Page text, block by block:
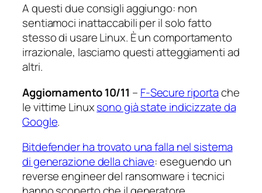
A questi due consigli aggiungo: non
sentiamoci inattaccabili per il solo fatto
stesso di usare Linux. È un comportamento
irrazionale, lasciamo questi atteggiamenti ad
altri.
Aggiornamento 10/11 – F-Secure riportache
le vittime Linuxsono già state indicizzate da
Google.
Bitdefender ha trovato una falla nel sistema
di generazione della chiave: eseguendo un
reverse engineerdel ransomware i tecnici